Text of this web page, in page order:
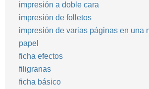
impresión a doble cara
impresión de folletos
impresión de varias páginas en una
papel
ficha efectos
filigranas
ficha básico